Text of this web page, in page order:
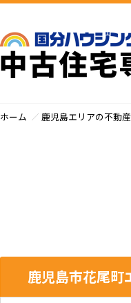
ホーム 鹿児島エリアの不動
鹿児島市花尾町